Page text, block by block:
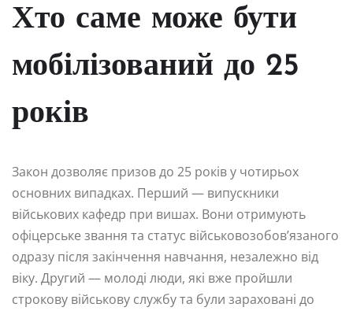
Хто саме може бути
мобілізований до 25
років
Закон дозволяє призов до 25 років у чотирьох
основних випадках. Перший — випускники
військових кафедр при вишах. Вони отримують
офіцерське звання та статус військовозобов’язаного
одразу після закінчення навчання, незалежно від
віку. Другий — молоді люди, які вже пройшли
строкову військову службу та були зараховані до